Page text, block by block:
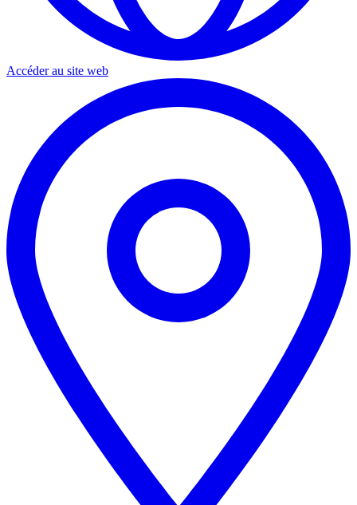
Accéder au site web